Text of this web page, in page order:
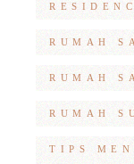
RUMAH
RUMAH
RUMAH
TIPS